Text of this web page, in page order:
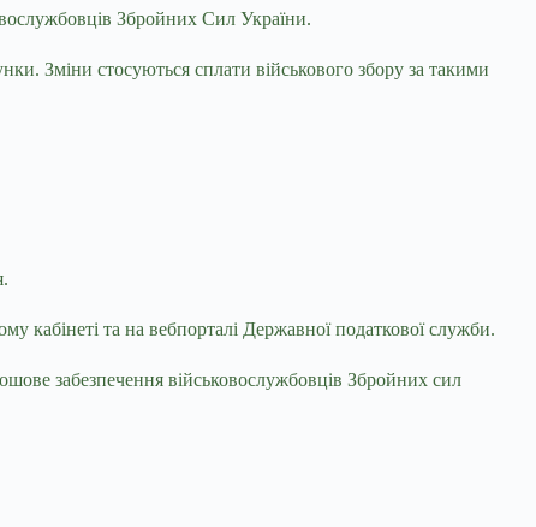
Збройних Сил України.
Зміни стосуються сплати військового збору за такими
кабінеті та на вебпорталі Державної податкової служби.
забезпечення військовослужбовців Збройних сил